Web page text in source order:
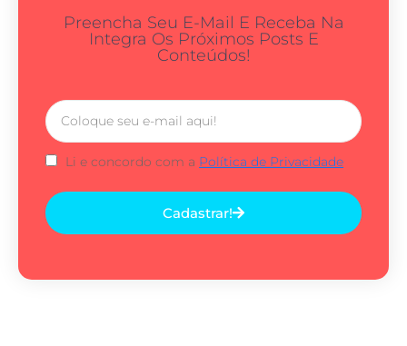
Preencha Seu E-Mail E Receba Na
Integra Os Próximos Posts E
Conteúdos!
Li e concordo com a Política de Privacidade
Cadastrar!